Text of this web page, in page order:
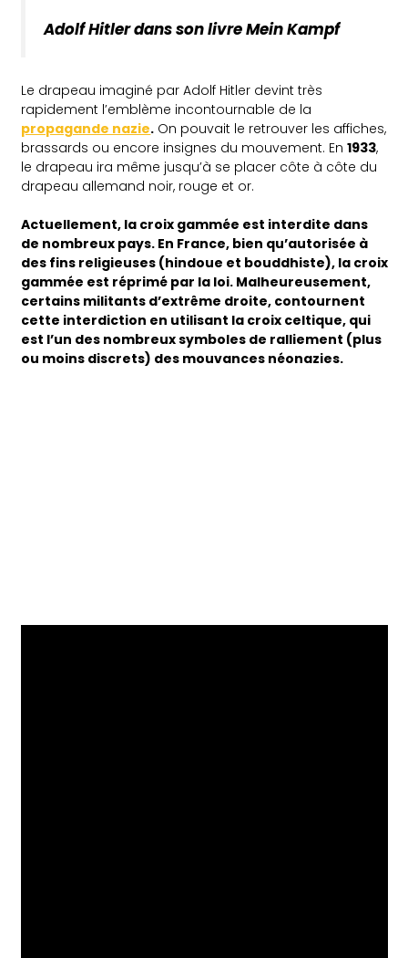
Adolf Hitler dans son livreMein Kampf
Le drapeau imaginé par Adolf Hitler devint très
rapidement l’emblème incontournable de la
propagande nazie. On pouvait le retrouver les affiches,
brassards ou encore insignes du mouvement. En1933,
le drapeau ira même jusqu’à se placer côte à côte du
drapeau allemand noir, rouge et or.
Actuellement, la croix gammée est interdite dans
de nombreux pays. En France, bien qu’autorisée à
des fins religieuses (hindoue et bouddhiste), la croix
gammée est réprimé par la loi. Malheureusement,
certains militants d’extrême droite, contournent
cette interdiction en utilisant la croix celtique, qui
est l’un des nombreux symboles de ralliement (plus
ou moins discrets) des mouvances néonazies.